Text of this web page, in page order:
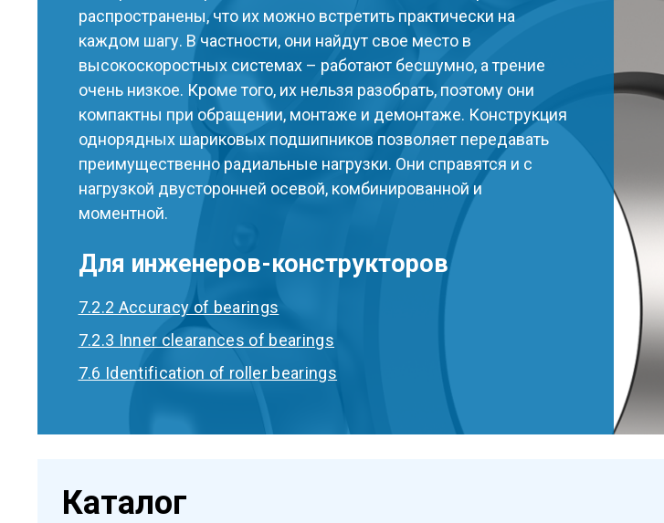
распространены, что их можно встретить практически на
каждом шагу. В частности, они найдут свое место в
высокоскоростных системах – работают бесшумно, а трение
очень низкое. Кроме того, их нельзя разобрать, поэтому они
компактны при обращении, монтаже и демонтаже. Конструкция
однорядных шариковых подшипников позволяет передавать
преимущественно радиальные нагрузки. Они справятся и с
нагрузкой двусторонней осевой, комбинированной и
моментной.
Для инженеров-конструкторов
7.2.2 Accuracy of bearings
7.2.3 Inner clearances of bearings
7.6 Identification of roller bearings
Каталог